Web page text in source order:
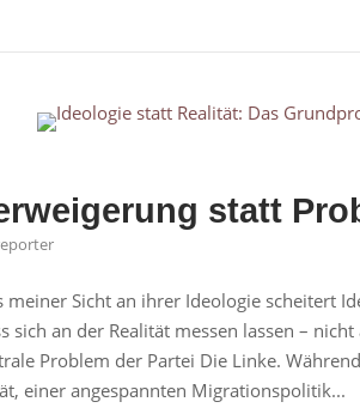
Open post
statt
meiner Sicht an ihrer Ideologie scheitert
sich an der Realität messen lassen –
Problem der Partei Die Linke.
einer angespannten Migrationspolitik...